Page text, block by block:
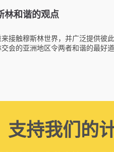
林和谐的观点
接触穆斯林世界，并广泛提供彼
会的亚洲地区令两者和谐的最好道
支持我们的